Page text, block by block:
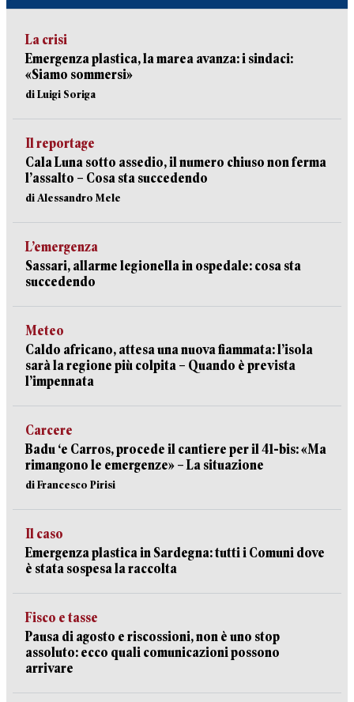
La crisi
Emergenza plastica, la marea avanza: i sindaci:
«Siamo sommersi»
di Luigi Soriga
Il reportage
Cala Luna sotto assedio, il numero chiuso non ferma
l’assalto – Cosa sta succedendo
di Alessandro Mele
L’emergenza
Sassari, allarme legionella in ospedale: cosa sta
succedendo
Meteo
Caldo africano, attesa una nuova fiammata: l’isola
sarà la regione più colpita – Quando è prevista
l’impennata
Carcere
Badu ‘e Carros, procede il cantiere per il 41-bis: «Ma
rimangono le emergenze» – La situazione
di Francesco Pirisi
Il caso
Emergenza plastica in Sardegna: tutti i Comuni dove
è stata sospesa la raccolta
Fisco e tasse
Pausa di agosto e riscossioni, non è uno stop
assoluto: ecco quali comunicazioni possono
arrivare